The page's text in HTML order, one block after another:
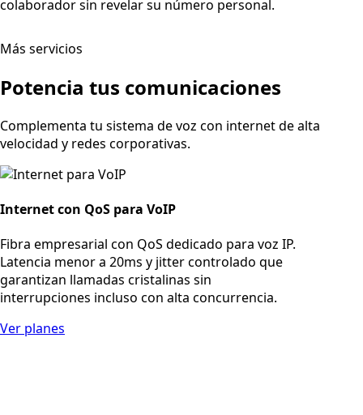
colaborador sin revelar su número personal.
Más servicios
Potencia tus comunicaciones
Complementa tu sistema de voz con internet de alta
velocidad y redes corporativas.
Internet con QoS para VoIP
Fibra empresarial con QoS dedicado para voz IP.
Latencia menor a 20ms y jitter controlado que
garantizan llamadas cristalinas sin
interrupciones incluso con alta concurrencia.
Ver planes